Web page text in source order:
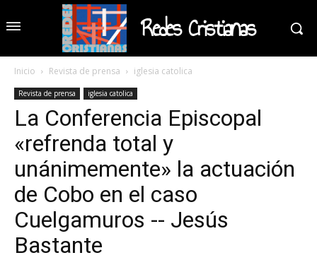
Redes Cristianas
Inicio Revista de prensa iglesia catolica
Revista de prensa iglesia catolica
La Conferencia Episcopal
«refrenda total y
unánimemente» la actuación
de Cobo en el caso
Cuelgamuros -- Jesús
Bastante